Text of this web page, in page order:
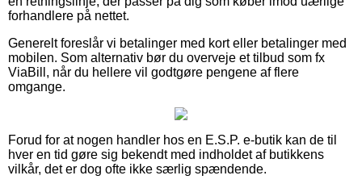
forhandlere på nettet.
Generelt foreslår vi betalinger med kort eller betalinger med
mobilen. Som alternativ bør du overveje et tilbud som fx
ViaBill, når du hellere vil godtgøre pengene af flere
omgange.
Forud for at nogen handler hos en E.S.P. e-butik kan de til
hver en tid gøre sig bekendt med indholdet af butikkens
vilkår, det er dog ofte ikke særlig spændende.